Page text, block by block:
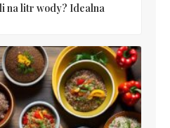
na litr wody? Idealna